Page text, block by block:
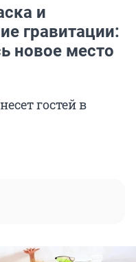
и
гравитации:
новое место
гостей в